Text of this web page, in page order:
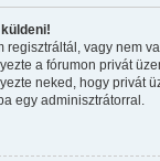
regisztráltál, vagy nem
a fórumon privát
neked, hogy privát
egy adminisztrátorral.